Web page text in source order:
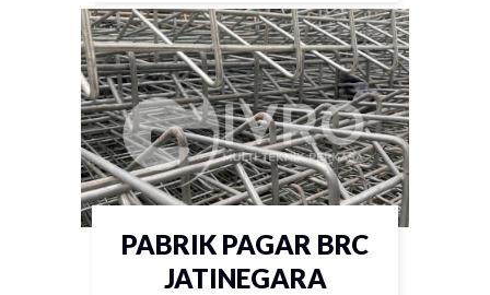
PABRIK PAGAR BRC
JATINEGARA